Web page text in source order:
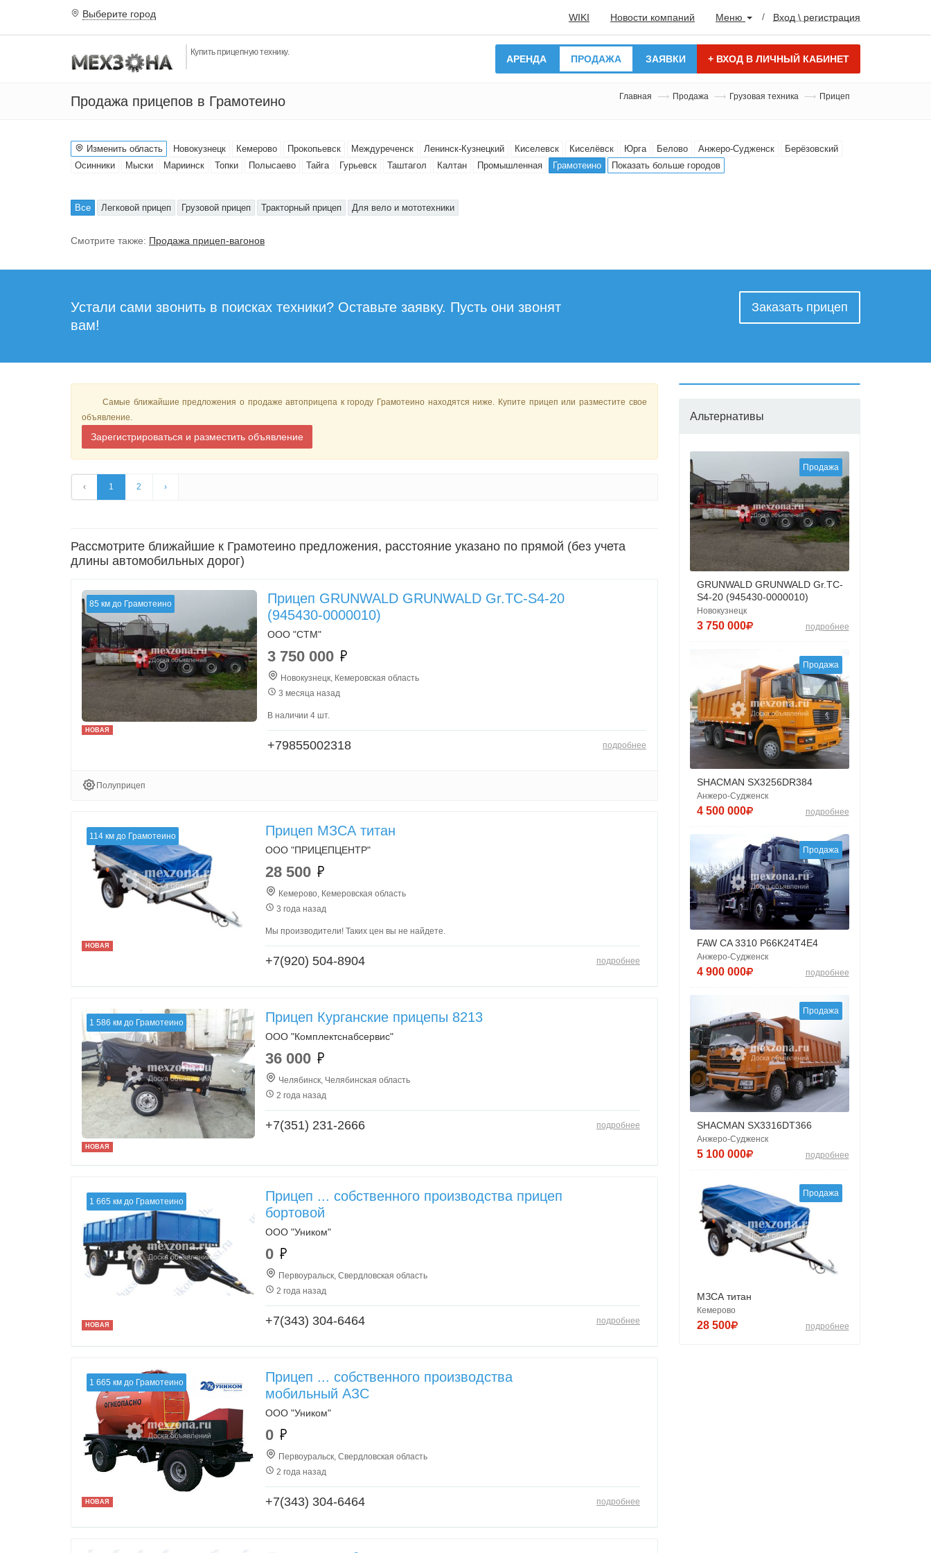
Выберите город WIKI Новости компаний Меню Вход \ регистрация
Купить прицепную технику.
АРЕНДА ПРОДАЖА ЗАЯВКИ + ВХОД В ЛИЧНЫЙ КАБИНЕТ
Продажа прицепов в Грамотеино Главная Продажа Грузовая техника Прицеп
Изменить область Новокузнецк Кемерово Прокопьевск Междуреченск Ленинск-Кузнецкий Киселевск Киселёвск Юрга Белово Анжеро-Судженск
Берёзовский
Осинники
Мыски Мариинск Топки Полысаево Тайга Гурьевск Таштагол Калтан Промышленная Грамотеино Показать больше городов
Все Легковой прицеп Грузовой прицеп Тракторный прицеп Для вело и мототехники
Смотрите также: Продажа прицеп-вагонов
Устали сами звонить в поисках техники? Оставьте заявку. Пусть они звонят
вам!
Заказать прицеп
Самые ближайшие предложения о продаже автоприцепа к городу Грамотеино находятся ниже. Купите прицеп или разместите свое
объявление.
Зарегистрироваться и разместить объявление
‹ 1 2 ›
Рассмотрите ближайшие к Грамотеино предложения, расстояние указано по прямой (без учета
длины автомобильных дорог)
85 км до Грамотеино
НОВАЯ
Прицеп GRUNWALD GRUNWALD Gr.TC-S4-20
(945430-0000010)
ООО "СТМ"
3 750 000
Новокузнецк, Кемеровская область
3 месяца назад
В наличии 4 шт.
+79855002318 подробнее
Полуприцеп
114 км до Грамотеино
НОВАЯ
Прицеп МЗСА титан
ООО "ПРИЦЕПЦЕНТР"
28 500
Кемерово, Кемеровская область
3 года назад
Мы производители! Таких цен вы не найдете.
+7(920) 504-8904 подробнее
1 586 км до Грамотеино
НОВАЯ
Прицеп Курганские прицепы 8213
ООО "Комплектснабсервис"
36 000
Челябинск, Челябинская область
2 года назад
+7(351) 231-2666 подробнее
1 665 км до Грамотеино
НОВАЯ
Прицеп ... собственного производства прицеп
бортовой
ООО "Уником"
0
Первоуральск, Свердловская область
2 года назад
+7(343) 304-6464 подробнее
1 665 км до Грамотеино
НОВАЯ
Прицеп ... собственного производства
мобильный АЗС
ООО "Уником"
0
Первоуральск, Свердловская область
2 года назад
+7(343) 304-6464 подробнее
Альтернативы
Продажа
GRUNWALD GRUNWALD Gr.TC-
S4-20 (945430-0000010)
Новокузнецк
3 750 000 подробнее
Продажа
SHACMAN SX3256DR384
Анжеро-Судженск
4 500 000 подробнее
Продажа
FAW CA 3310 P66K24T4E4
Анжеро-Судженск
4 900 000 подробнее
Продажа
SHACMAN SX3316DT366
Анжеро-Судженск
5 100 000 подробнее
Продажа
МЗСА титан
Кемерово
28 500 подробнее